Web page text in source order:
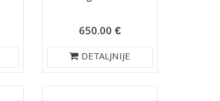
650.00 €
DETALJNIJE